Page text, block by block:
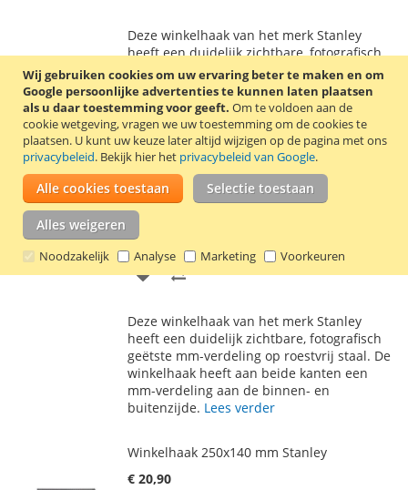
Wij gebruiken cookies om uw ervaring beter te maken en om
Google persoonlijke advertenties te kunnen laten plaatsen
als u daar toestemming voor geeft. Om te voldoen aan de
cookie wetgeving, vragen we uw toestemming om de cookies te
plaatsen. U kunt uw keuze later altijd wijzigen op de pagina met ons
privacybeleid. Bekijk hier het privacybeleid van Google.
Alle cookies toestaan Selectie toestaan
Alles weigeren
Noodzakelijk Analyse Marketing Voorkeuren
AAN
VERLANGLIJST
TE
VERGELIJKEN
Deze winkelhaak van het merk Stanley
heeft een duidelijk zichtbare, fotografisch
geëtste mm-verdeling op roestvrij staal. De
winkelhaak heeft aan beide kanten een
mm-verdeling aan de binnen- en
buitenzijde.Lees verder
Winkelhaak 400x200 mm Stanley
€ 19,95
Incl. 21% BTW
VOEG
AAN
VERLANGLIJST
TOEVOEGEN
TE
VERGELIJKEN
Deze winkelhaak van het merk Stanley
heeft een duidelijk zichtbare, fotografisch
geëtste mm-verdeling op roestvrij staal. De
winkelhaak heeft aan beide kanten een
mm-verdeling aan de binnen- en
buitenzijde. Lees verder
Winkelhaak 250x140 mm Stanley
€ 20,90